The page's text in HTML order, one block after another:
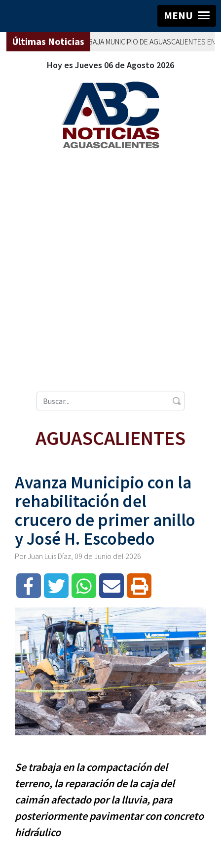
MENU
Últimas Noticias
AGUASCALIENTESTRABAJA MUNICIPIO DE AGUASCALIENTES EN LA
Hoy es Jueves 06 de Agosto 2026
AGUASCALIENTES
Avanza Municipio con la
rehabilitación del
crucero de primer anillo
y José H. Escobedo
Por Juan Luis Díaz, 09 de Junio del 2026
Se trabaja en la compactación del
terreno, la reparación de la caja del
caimán afectado por la lluvia, para
posteriormente pavimentar con concreto
hidráulico